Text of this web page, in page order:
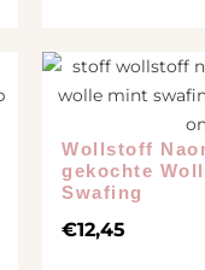
Wollstoff
gekochte
Swafing
€12,45